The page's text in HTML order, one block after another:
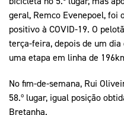
geral, Remco Evenepoel,
positivo à COVID-19. O
terça-feira, depois de um dia
uma etapa em linha de
No fim-de-semana, Rui
58.º lugar, igual posição
Bretanha.